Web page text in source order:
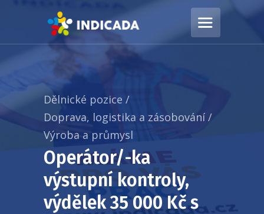
Dělnické pozice /
Doprava, logistika a zásobování /
Výroba a průmysl
Operátor/-ka
výstupní kontroly,
výdělek 35 000 Kč s